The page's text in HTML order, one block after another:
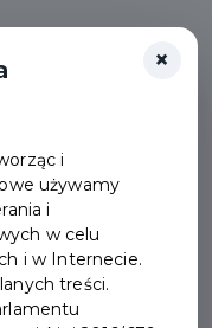
×
i
używamy
i
w celu
i w Internecie.
treści.